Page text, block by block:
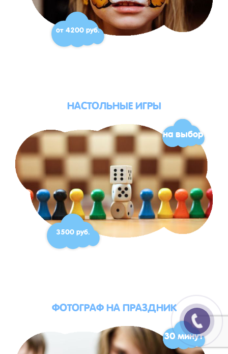
от 4200 руб.
НАСТОЛЬНЫЕ ИГРЫ
на выбор
3500 руб.
ФОТОГРАФ НА ПРАЗДНИК
30 минут